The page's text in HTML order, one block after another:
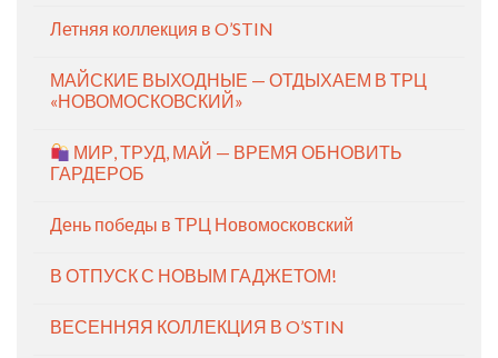
Летняя коллекция в O’STIN
МАЙСКИЕ ВЫХОДНЫЕ — ОТДЫХАЕМ В ТРЦ
«НОВОМОСКОВСКИЙ»
МИР, ТРУД, МАЙ — ВРЕМЯ ОБНОВИТЬ
ГАРДЕРОБ
День победы в ТРЦ Новомосковский
В ОТПУСК С НОВЫМ ГАДЖЕТОМ!
ВЕСЕННЯЯ КОЛЛЕКЦИЯ В O’STIN